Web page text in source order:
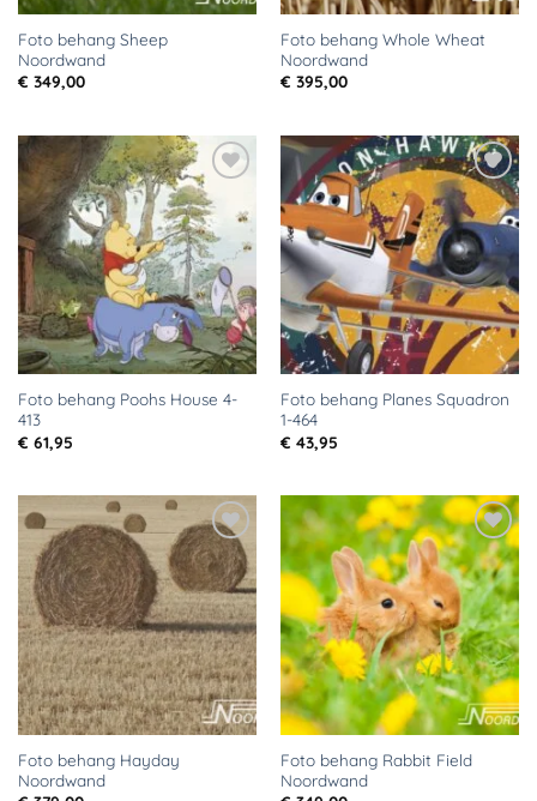
Foto behang Sheep
Noordwand
€ 349,00
Foto behang Whole Wheat
Noordwand
€ 395,00
Toevoegen
aan
verlanglijst
Foto behang Poohs House 4-
413
€ 61,95
Toevoegen
aan
verlanglijst
Foto behang Planes Squadron
1-464
€ 43,95
Toevoegen
aan
verlanglijst
Foto behang Hayday
Noordwand
Toevoegen
aan
verlanglijst
Foto behang Rabbit Field
Noordwand